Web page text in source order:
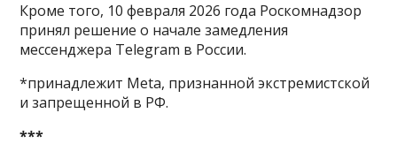
Кроме того, 10 февраля 2026 года Роскомнадзор
принял решение о начале замедления
мессенджера Telegram в России.
*принадлежит Meta, признанной экстремистской
и запрещенной в РФ.
***